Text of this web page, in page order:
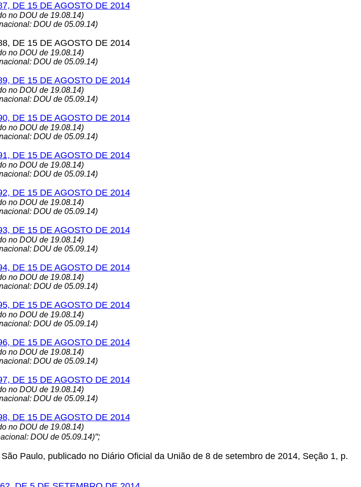
DE 15 DE AGOSTO DE 2014
no DOU de 19.08.14)
DOU de 05.09.14)
DE 15 DE AGOSTO DE 2014
no DOU de 19.08.14)
DOU de 05.09.14)
DE 15 DE AGOSTO DE 2014
no DOU de 19.08.14)
DOU de 05.09.14)
DE 15 DE AGOSTO DE 2014
no DOU de 19.08.14)
DOU de 05.09.14)
DE 15 DE AGOSTO DE 2014
no DOU de 19.08.14)
DOU de 05.09.14)
DE 15 DE AGOSTO DE 2014
no DOU de 19.08.14)
DOU de 05.09.14)
DE 15 DE AGOSTO DE 2014
no DOU de 19.08.14)
DOU de 05.09.14)
DE 15 DE AGOSTO DE 2014
no DOU de 19.08.14)
DOU de 05.09.14)
DE 15 DE AGOSTO DE 2014
no DOU de 19.08.14)
DOU de 05.09.14)
DE 15 DE AGOSTO DE 2014
no DOU de 19.08.14)
DOU de 05.09.14)
DE 15 DE AGOSTO DE 2014
no DOU de 19.08.14)
DOU de 05.09.14)
DE 15 DE AGOSTO DE 2014
no DOU de 19.08.14)
DOU de 05.09.14)";
Paulo, publicado no Diário Oficial da União de 8 de setembro de 2014, Seção 1, p.